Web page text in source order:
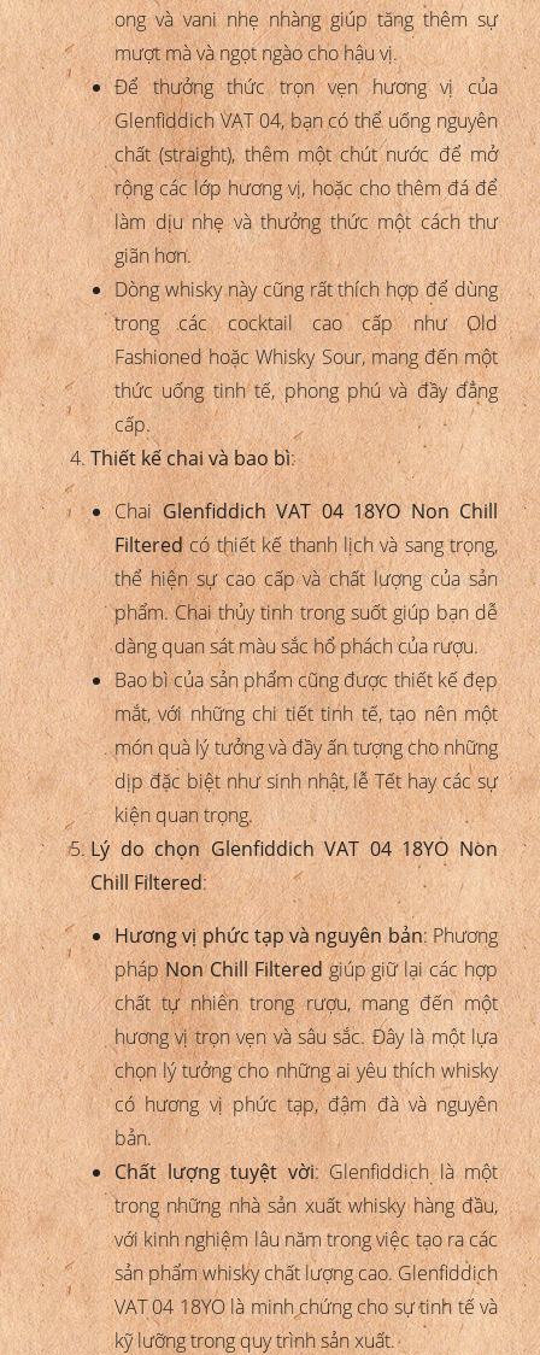
ong và vani nhẹ nhàng giúp tăng thêm sự
mượt mà và ngọt ngào cho hậu vị.
Để thưởng thức trọn vẹn hương vị của
Glenfiddich VAT 04, bạn có thể uống nguyên
chất (straight), thêm một chút nước để mở
rộng các lớp hương vị, hoặc cho thêm đá để
làm dịu nhẹ và thưởng thức một cách thư
giãn hơn.
Dòng whisky này cũng rất thích hợp để dùng
trong các cocktail cao cấp như Old
Fashioned hoặc Whisky Sour, mang đến một
thức uống tinh tế, phong phú và đầy đẳng
cấp.
Thiết kế chai và bao bì:
ChaiGlenfiddich VAT 04 18YO Non Chill
Filteredcó thiết kế thanh lịch và sang trọng,
thể hiện sự cao cấp và chất lượng của sản
phẩm. Chai thủy tinh trong suốt giúp bạn dễ
dàng quan sát màu sắc hổ phách của rượu.
Bao bì của sản phẩm cũng được thiết kế đẹp
mắt, với những chi tiết tinh tế, tạo nên một
món quà lý tưởng và đầy ấn tượng cho những
dịp đặc biệt như sinh nhật, lễ Tết hay các sự
kiện quan trọng.
Lý do chọn Glenfiddich VAT 04 18YO Non
Chill Filtered:
Hương vị phức tạp và nguyên bản: Phương
phápNon Chill Filteredgiúp giữ lại các hợp
chất tự nhiên trong rượu, mang đến một
hương vị trọn vẹn và sâu sắc. Đây là một lựa
chọn lý tưởng cho những ai yêu thích whisky
có hương vị phức tạp, đậm đà và nguyên
bản.
Chất lượng tuyệt vời: Glenfiddich là một
trong những nhà sản xuất whisky hàng đầu,
với kinh nghiệm lâu năm trong việc tạo ra các
sản phẩm whisky chất lượng cao. Glenfiddich
VAT 04 18YO là minh chứng cho sự tinh tế và
kỹ lưỡng trong quy trình sản xuất.